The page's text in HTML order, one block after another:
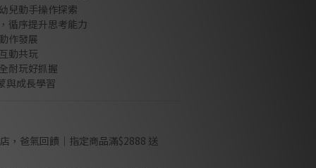
兒動手操作探索
循序提升思考能力
作發展
動共玩
耐玩好抓握
與成長學習
，爸氣回饋｜指定商品滿$2888 送